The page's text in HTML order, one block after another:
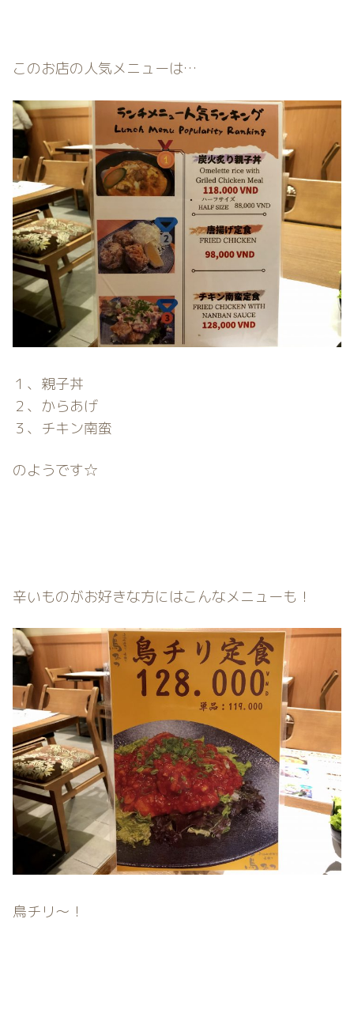
このお店の人気メニューは…
１、親子丼
２、からあげ
３、チキン南蛮
のようです☆
辛いものがお好きな方にはこんなメニューも！
鳥チリ〜！